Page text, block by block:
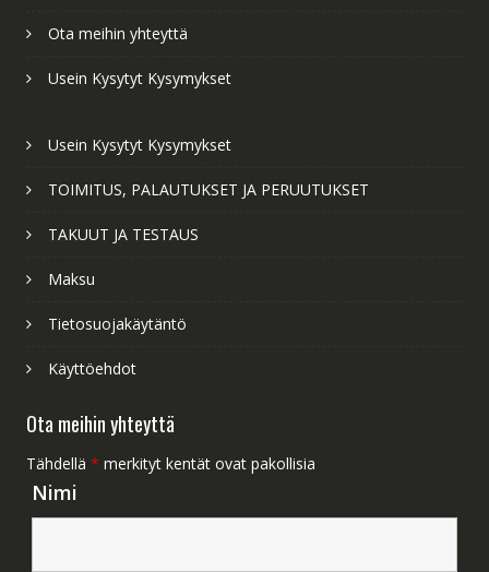
Ota meihin yhteyttä
Usein Kysytyt Kysymykset
Usein Kysytyt Kysymykset
TOIMITUS, PALAUTUKSET JA PERUUTUKSET
TAKUUT JA TESTAUS
Maksu
Tietosuojakäytäntö
Käyttöehdot
Ota meihin yhteyttä
Tähdellä * merkityt kentät ovat pakollisia
Nimi